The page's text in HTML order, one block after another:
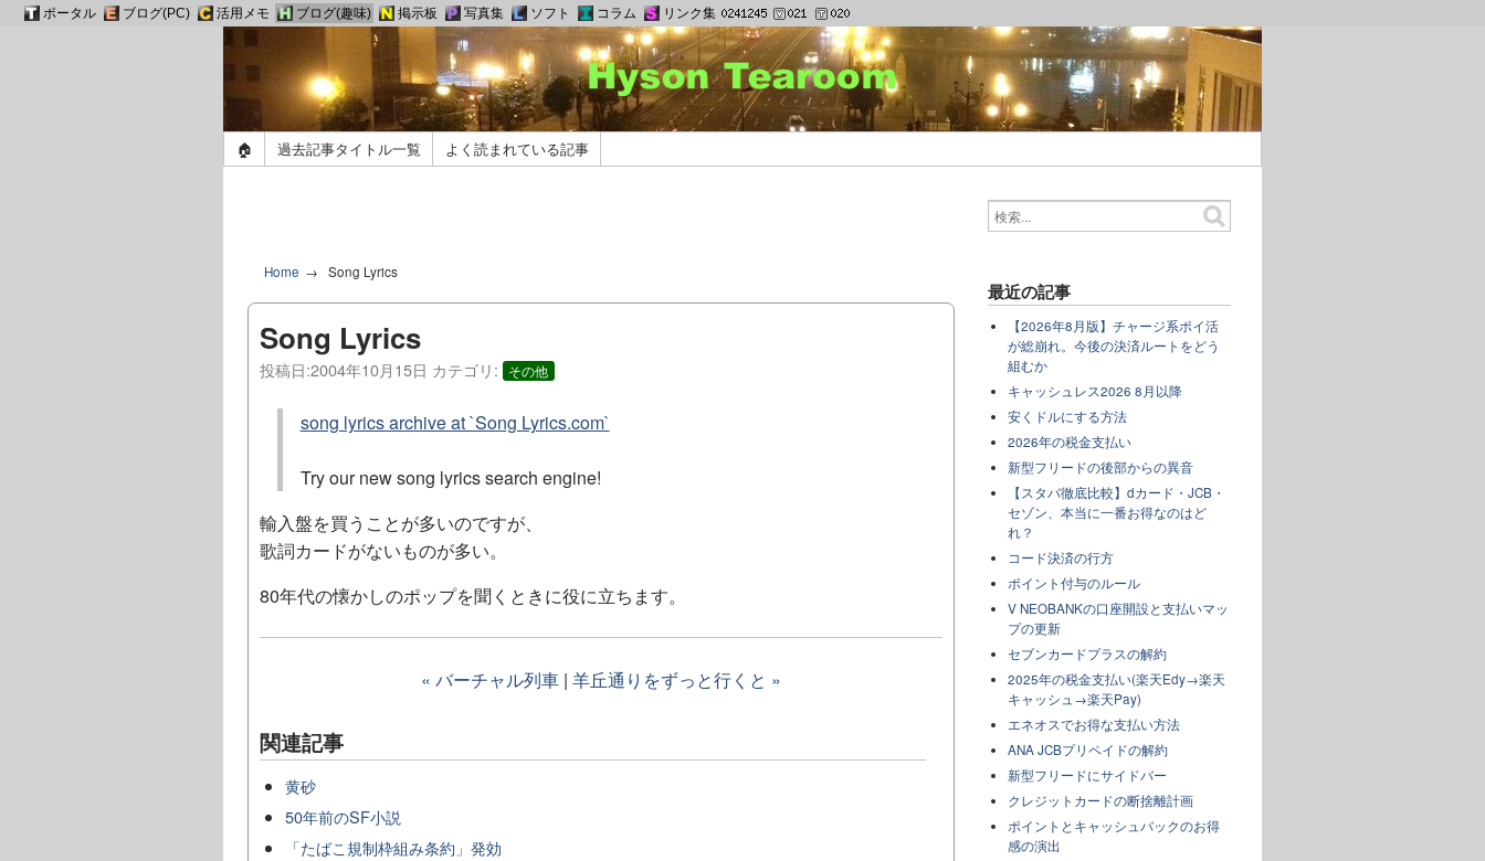
🏠 過去記事タイトル一覧 よく読まれている記事
Home Song Lyrics
Song Lyrics
投稿日:2004年10月15日 カテゴリ: その他
song lyrics archive at `Song Lyrics.com`
Try our new song lyrics search engine!
輸入盤を買うことが多いのですが、
歌詞カードがないものが多い。
80年代の懐かしのポップを聞くときに役に立ちます。
« バーチャル列車| 羊丘通りをずっと行くと »
関連記事
黄砂
50年前のSF小説
「たばこ規制枠組み条約」発効
最近の記事
【2026年8月版】チャージ系ポイ活
が総崩れ。今後の決済ルートをどう
組むか
キャッシュレス2026 8月以降
安くドルにする方法
2026年の税金支払い
新型フリードの後部からの異音
【スタバ徹底比較】dカード・JCB・
セゾン、本当に一番お得なのはど
れ？
コード決済の行方
ポイント付与のルール
V NEOBANKの口座開設と支払いマッ
プの更新
セブンカードプラスの解約
2025年の税金支払い(楽天Edy→楽天
キャッシュ→楽天Pay)
エネオスでお得な支払い方法
ANA JCBプリペイドの解約
新型フリードにサイドバー
クレジットカードの断捨離計画
ポイントとキャッシュバックのお得
感の演出
ポータル ブログ(PC) 活用メモ ブログ(趣味) 掲示板 写真集 ソフト コラム リンク集